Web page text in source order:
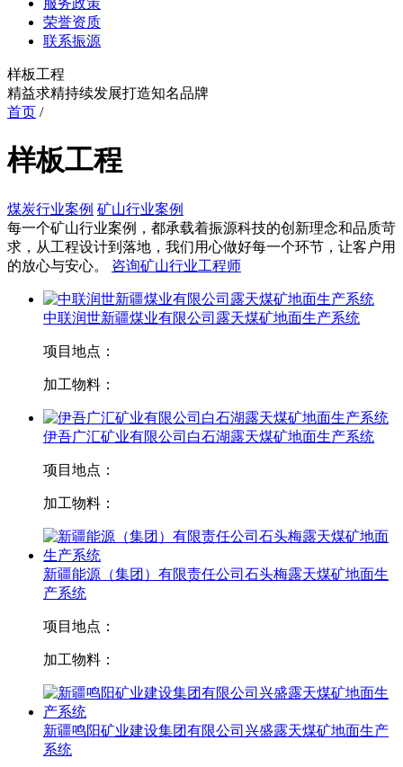
服务政策
荣誉资质
联系振源
样板工程
精益求精持续发展打造知名品牌
首页 /
样板工程
煤炭行业案例 矿山行业案例
每一个矿山行业案例，都承载着振源科技的创新理念和品质苛
求，从工程设计到落地，我们用心做好每一个环节，让客户用
的放心与安心。 咨询矿山行业工程师
中联润世新疆煤业有限公司露天煤矿地面生产系统
项目地点：
加工物料：
伊吾广汇矿业有限公司白石湖露天煤矿地面生产系统
项目地点：
加工物料：
新疆能源（集团）有限责任公司石头梅露天煤矿地面生
产系统
项目地点：
加工物料：
新疆鸣阳矿业建设集团有限公司兴盛露天煤矿地面生产
系统